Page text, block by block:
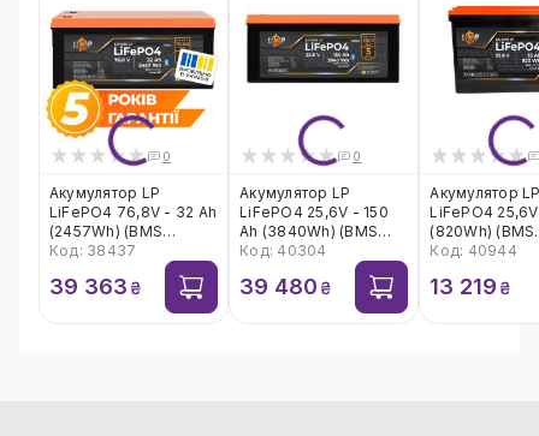
0
Акумулятор LP
LiFePO4 76,8V - 32 Ah
(2457Wh) (BMS
64A/32А) пластик
Код: 38437
39 363 ₴
0
Акумулятор LP
LiFePO4 25,6V - 150
Ah (3840Wh) (BMS
150A/75А) пластик
Код: 40304
39 480 ₴
Акумулятор
LiFePO4
(820Wh) (BMS
40А/32A)
Код: 40944
13 219 ₴